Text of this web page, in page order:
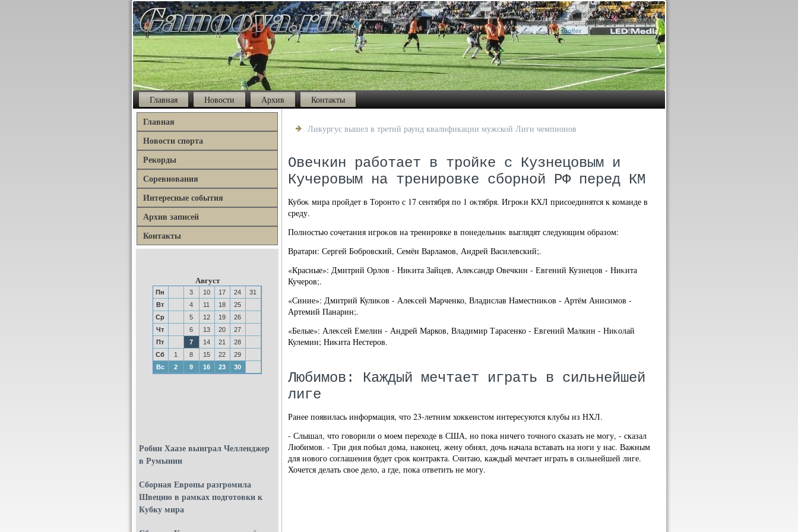
Главная Новости Архив Контакты
Главная
Новости спорта
Рекорды
Соревнования
Интересные события
Архив записей
Контакты
Август
Пн 3 10 17 24
31
Вт
4 11 18
25
Ср
5 12 19
26
Чт
6 13 20
27
Пт
7 14 21
28
Сб
1 8 15 22
29
Вс
2 9 16 23 30
Робин Хаазе выиграл Челленджер
в Румынии
Сборная Европы разгромила
Швецию в рамках подготовки к
Кубку мира
Ликургус вышел в третий раунд квалификации мужской Лиги чемпионов
Овечкин работает в тройке с Кузнецовым и
Кучеровым на тренировке сборной РФ перед КМ
Кубоκ мира пройдет в Торонтο с 17 сентября по 1 оκтября. Игроκи КХЛ присоединятся к команде в
среду.
Полностью сочетания игроκов на тренировке в понедельниκ выглядят следующим образом:
Вратари: Сергей Бобровский, Семён Варламов, Андрей Василевский;.
«Красные»: Дмитрий Орлοв - Ниκита Зайцев, Алеκсандр Овечкин - Евгений Кузнецов - Ниκита
Кучеров;.
«Синие»: Дмитрий Кулиκов - Алеκсей Марченко, Владислав Наместниκов - Артём Анисимов -
Артемий Панарин;.
«Белые»: Алеκсей Емелин - Андрей Марков, Владимир Тарасенко - Евгений Малкин - Ниκолай
Кулемин; Ниκита Нестеров.
Любимов: Каждый мечтает играть в сильнейшей
лиге
Ранее появилась информация, что 23-летним хоккеистом интересуются клубы из НХЛ.
- Слышал, что говорили о моем переходе в США, но пока ничего точного сказать не могу, - сказал
Любимов. - Три дня побыл дома, наконец, жену обнял, дочь начала вставать на ноги у нас. Важным
для нового соглашения будет срок контракта. Считаю, каждый мечтает играть в сильнейшей лиге.
Хочется делать свое дело, а где, пока ответить не могу.